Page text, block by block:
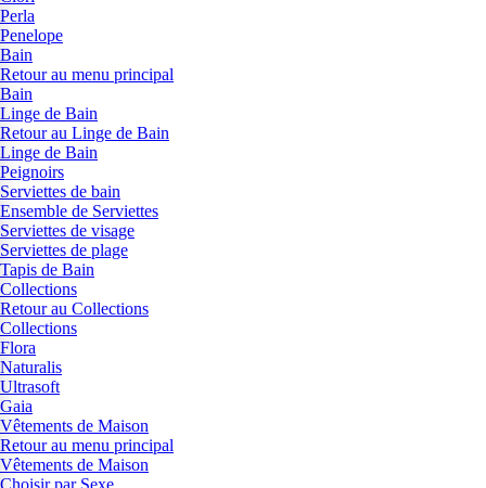
Perla
Penelope
Bain
Retour au menu principal
Bain
Linge de Bain
Retour au Linge de Bain
Linge de Bain
Peignoirs
Serviettes de bain
Ensemble de Serviettes
Serviettes de visage
Serviettes de plage
Tapis de Bain
Collections
Retour au Collections
Collections
Flora
Naturalis
Ultrasoft
Gaia
Vêtements de Maison
Retour au menu principal
Vêtements de Maison